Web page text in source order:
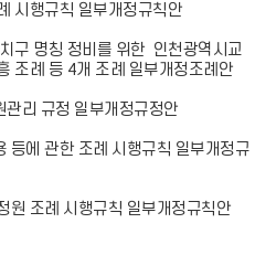
시행규칙 일부개정규칙안
구 명칭 정비를 위한 인천광역시교
조례 등 4개 조례 일부개정조례안
리 규정 일부개정규정안
등에 관한 조례 시행규칙 일부개정규
원 조례 시행규칙 일부개정규칙안